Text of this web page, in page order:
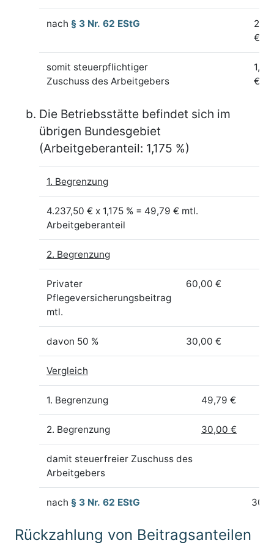
nach § 3 Nr. 62 EStG
€
somit steuerpflichtiger
Zuschuss des Arbeitgebers
1,40
€
Die Betriebsstätte befindet sich im
übrigen Bundesgebiet
(Arbeitgeberanteil: 1,175 %)
1. Begrenzung
4.237,50 € x 1,175 % = 49,79 € mtl.
Arbeitgeberanteil
2. Begrenzung
Privater
Pflegeversicherungsbeitrag
mtl.
60,00 €
davon 50 % 30,00 €
Vergleich
1. Begrenzung 49,79 €
2. Begrenzung 30,00 €
damit steuerfreier Zuschuss des
Arbeitgebers
nach § 3 Nr. 62 EStG
Rückzahlung von Beitragsanteilen